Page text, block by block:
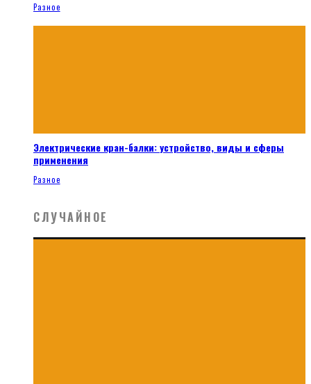
Разное
Электрические кран-балки: устройство, виды и сферы
применения
Разное
СЛУЧАЙНОЕ